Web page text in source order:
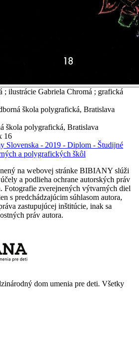
; ilustrácie Gabriela Chromá ; grafická
škola polygrafická, Bratislava
škola polygrafická, Bratislava
16
Slovenska - 2019 - Diplom - Študijné
a polygrafických škôl
na webovej stránke BIBIANY slúži
a podlieha ochrane autorských práv
Fotografie zverejnených výtvarných diel
s predchádzajúcim súhlasom autora,
zastupujúcej inštitúcie, inak sa
práv autora.
dom umenia pre deti. Všetky